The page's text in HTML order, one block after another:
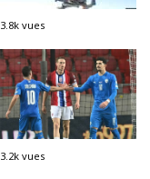
3.8k vues
3.2k vues